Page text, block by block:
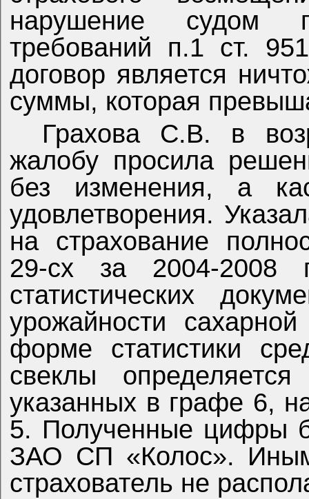
нарушение судом
требований п.1 ст.
договор является
суммы, которая
Грахова С.В. в
жалобу просила
без изменения, а
удовлетворения.
на страхование
29-сх за 2004-2008
статистических
урожайности
форме статистики
свеклы определяется
указанных в графе 6,
5. Полученные цифры
ЗАО СП «Колос».
страхователь не